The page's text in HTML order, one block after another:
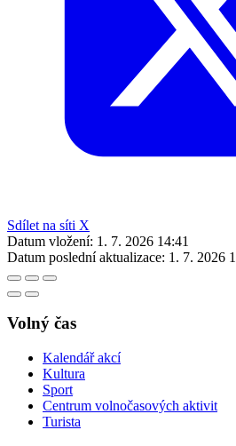
Sdílet na síti X
Datum vložení: 1. 7. 2026 14:41
Datum poslední aktualizace: 1. 7. 2026
Volný čas
Kalendář akcí
Kultura
Sport
Centrum volnočasových aktivit
Turista